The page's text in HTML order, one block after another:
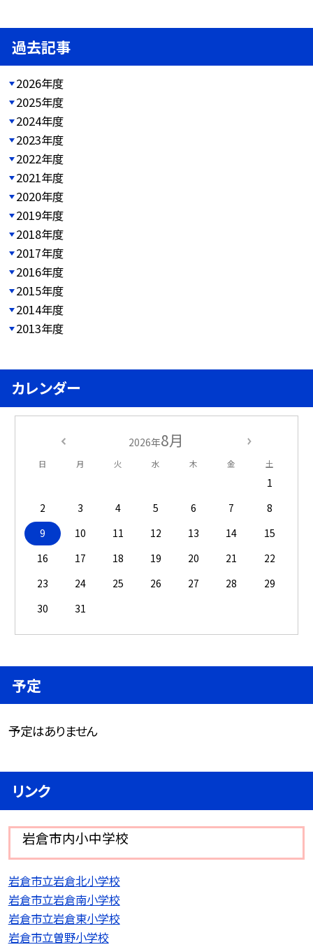
過去記事
2026年度
2025年度
2024年度
2023年度
2022年度
2021年度
2020年度
2019年度
2018年度
2017年度
2016年度
2015年度
2014年度
2013年度
カレンダー
2026年8月
日 月 火 水 木 金 土
1
2
3 4 5 6 7
8
9
10 11 12 13 14
15
16
17 18 19 20 21
22
23
24 25 26 27 28
29
30
31
予定
予定はありません
リンク
岩倉市内小中学校
岩倉市立岩倉北小学校
岩倉市立岩倉南小学校
岩倉市立岩倉東小学校
岩倉市立曽野小学校